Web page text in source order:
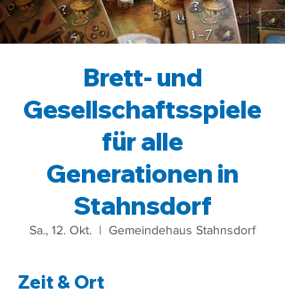
Brett- und
Gesellschaftsspiele
für alle
Generationen in
Stahnsdorf
Sa., 12. Okt.
  |
Gemeindehaus Stahnsdorf
Zeit & Ort